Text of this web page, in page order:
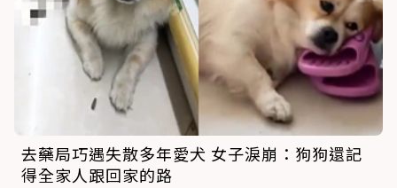
去藥局巧遇失散多年愛犬 女子淚崩：狗狗還記
得全家人跟回家的路